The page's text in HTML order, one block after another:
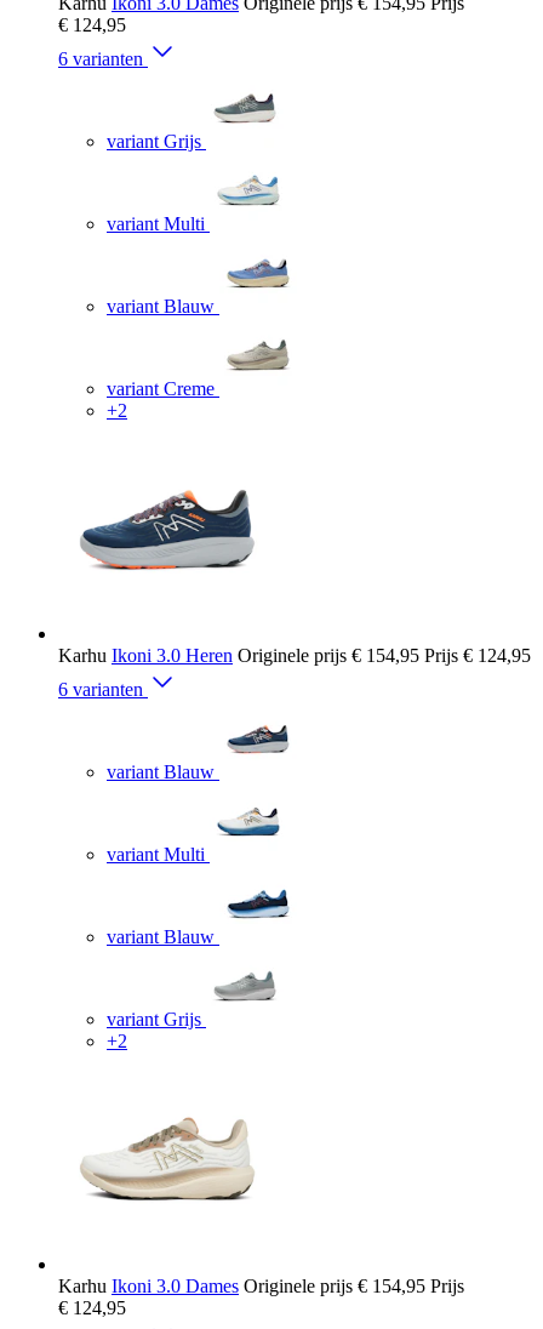
€ 124,95
6 varianten
variant Grijs
variant Multi
variant Blauw
variant Creme
+2
Karhu Ikoni 3.0 Heren Originele prijs € 154,95 Prijs € 124,95
6 varianten
variant Blauw
variant Multi
variant Blauw
variant Grijs
+2
Karhu Ikoni 3.0 Dames Originele prijs € 154,95 Prijs
€ 124,95